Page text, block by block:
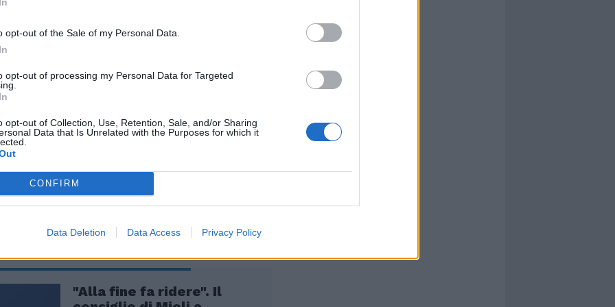
opt-out of the Sale of my Personal Data.
opt-out of processing my Personal Data for Targeted
opt-out of Collection, Use, Retention, Sale, and/or Sharing
Data that Is Unrelated with the Purposes for which it
CONFIRM
Data Deletion Data Access Privacy Policy
mai una presa di distanza. «Non sono gli
Giorgia Meloni, le espressioni violente, i
di odio e intolleranza che la sinistra
di menzogne contro una leader che
grande consenso e la fiducia che le
Quello che sorprende è l’incredibile
Elly Schlein di esprimere solidarietà a
commento del sottosegretario all’Interno
"Alla fine fa ridere". Il